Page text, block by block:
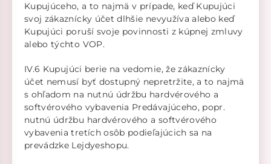
Kupujúceho, a to najmä v prípade, keď Kupujúci
svoj zákaznícky účet dlhšie nevyužíva alebo keď
Kupujúci poruší svoje povinnosti z kúpnej zmluvy
alebo týchto VOP.
IV.6 Kupujúci berie na vedomie, že zákaznícky
účet nemusí byť dostupný nepretržite, a to najmä
s ohľadom na nutnú údržbu hardvérového a
softvérového vybavenia Predávajúceho, popr.
nutnú údržbu hardvérového a softvérového
vybavenia tretích osôb podieľajúcich sa na
prevádzke Lejdyeshopu.